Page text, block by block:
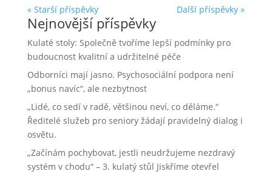
« Starší příspěvky Další příspěvky »
Nejnovější příspěvky
Kulaté stoly: Společně tvoříme lepší podmínky pro
budoucnost kvalitní a udržitelné péče
Odborníci mají jasno. Psychosociální podpora není
„bonus navíc“, ale nezbytnost
„Lidé, co sedí v radě, většinou neví, co děláme.“
Ředitelé služeb pro seniory žádají pravidelný dialog i
osvětu.
„Začínám pochybovat, jestli neudržujeme nezdravý
systém v chodu“ – 3. kulatý stůl Jiskříme otevřel